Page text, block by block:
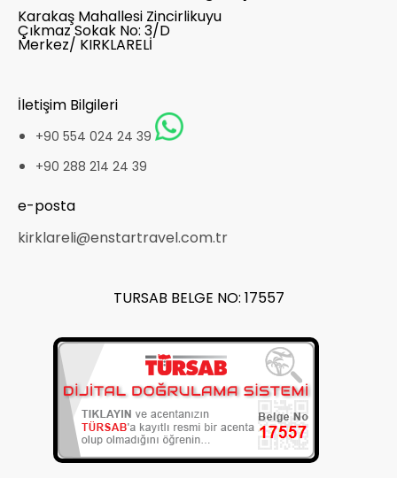
Karakaş Mahallesi Zincirlikuyu
Çıkmaz Sokak No: 3/D
Merkez/ KIRKLARELİ
İletişim Bilgileri
+90 554 024 24 39
+90 288 214 24 39
e-posta
kirklareli@enstartravel.com.tr
TURSAB BELGE NO: 17557